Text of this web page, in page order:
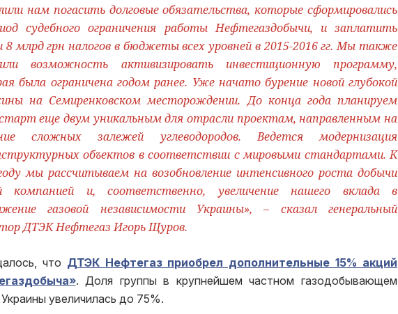
нам погасить долговые обязательства, которые сформировались
судебного ограничения работы Нефтегаздобычи, и заплатить
8 млрд грн налогов в бюджеты всех уровней в 2015-2016 гг. Мы также
возможность активизировать инвестиционную программу,
была ограничена годом ранее. Уже начато бурение новой глубокой
на Семиренковском месторождении. До конца года планируем
еще двум уникальным для отрасли проектам, направленным на
сложных залежей углеводородов. Ведется модернизация
объектов в соответствии с мировыми стандартами. К
мы рассчитываем на возобновление интенсивного роста добычи
компанией и, соответственно, увеличение нашего вклада в
газовой независимости Украины», – сказал генеральный
ДТЭК Нефтегаз Игорь Щуров.
что ДТЭК Нефтегаз приобрел дополнительные 15% акций
. Доля группы в крупнейшем частном газодобывающем
увеличилась до 75%.